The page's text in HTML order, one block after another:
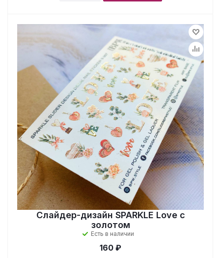
Слайдер-дизайн SPARKLE Love с
золотом
Есть в наличии
160 ₽